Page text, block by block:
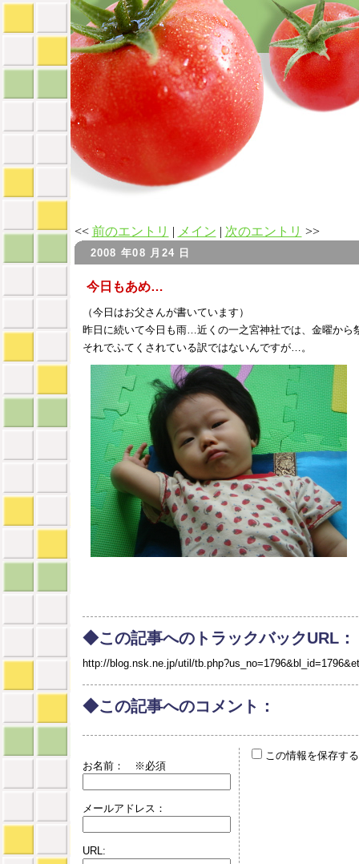
<< 前のエントリ | メイン | 次のエントリ >>
2008 年08 月24 日
今日もあめ…
（今日はお父さんが書いています）
昨日に続いて今日も雨…近くの一之宮神社では、金曜から
それでふてくされている訳ではないんですが…。
◆この記事へのトラックバックURL：
http://blog.nsk.ne.jp/util/
◆この記事へのコメント：
お名前： ※必須
メールアドレス：
URL:
この情報を保存する